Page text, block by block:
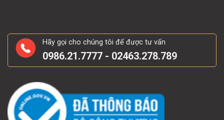
Hãy gọi cho chúng tôi để được tư vấn
0986.21.7777 - 02463.278.789